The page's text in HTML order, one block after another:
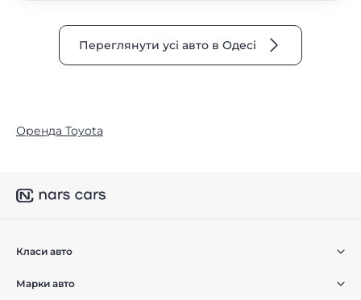
Переглянути усі авто в Одесі
Оренда Toyota
Класи авто
Марки авто